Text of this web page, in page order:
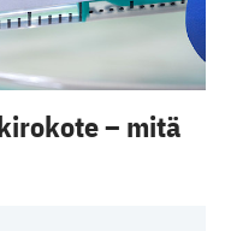
– mitä